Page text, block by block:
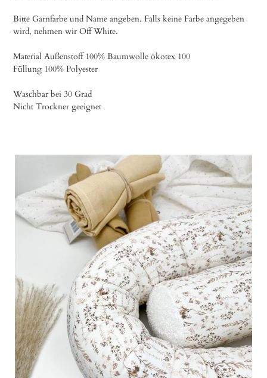
Bitte Garnfarbe und Name angeben. Falls keine Farbe angegeben
wird, nehmen wir Off White.
Material Außenstoff 100% Baumwolle ökotex 100
Füllung 100% Polyester
Waschbar bei 30 Grad
Nicht Trockner geeignet